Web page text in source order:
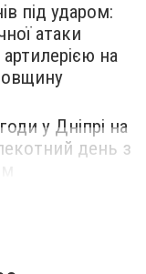
під ударом:
атаки
на
у Дніпрі на
день з